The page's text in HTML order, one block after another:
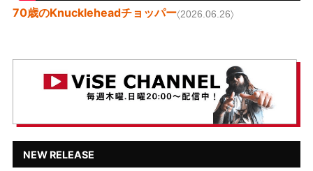
70歳のKnuckleheadチョッパー〈2026.06.26〉
NEW RELEASE